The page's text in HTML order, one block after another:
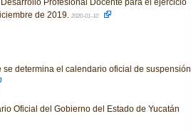
Profesional Docente para el ejercicio
de 2019. 2020-01-10
determina el calendario oficial de suspensión
Oficial del Gobierno del Estado de Yucatán